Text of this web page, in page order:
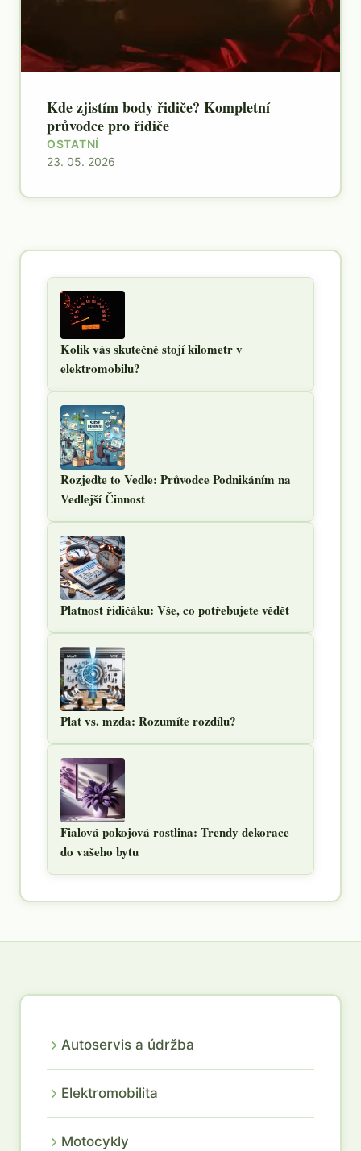
Kde zjistím body řidiče? Kompletní
průvodce pro řidiče
OSTATNÍ
23. 05. 2026
Kolik vás skutečně stojí kilometr v
elektromobilu?
Rozjeďte to Vedle: Průvodce Podnikáním na
Vedlejší Činnost
Platnost řidičáku: Vše, co potřebujete vědět
Plat vs. mzda: Rozumíte rozdílu?
Fialová pokojová rostlina: Trendy dekorace
do vašeho bytu
Autoservis a údržba
Elektromobilita
Motocykly